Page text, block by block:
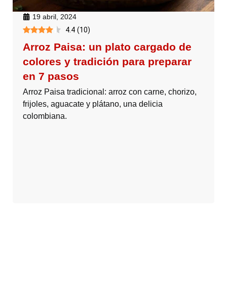
19 abril, 2024
4.4 (10)
Arroz Paisa: un plato cargado de
colores y tradición para preparar
en 7 pasos
Arroz Paisa tradicional: arroz con carne, chorizo,
frijoles, aguacate y plátano, una delicia
colombiana.